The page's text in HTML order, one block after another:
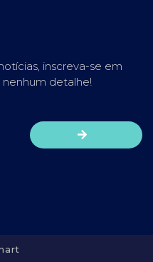
inscreva-se em
detalhe!